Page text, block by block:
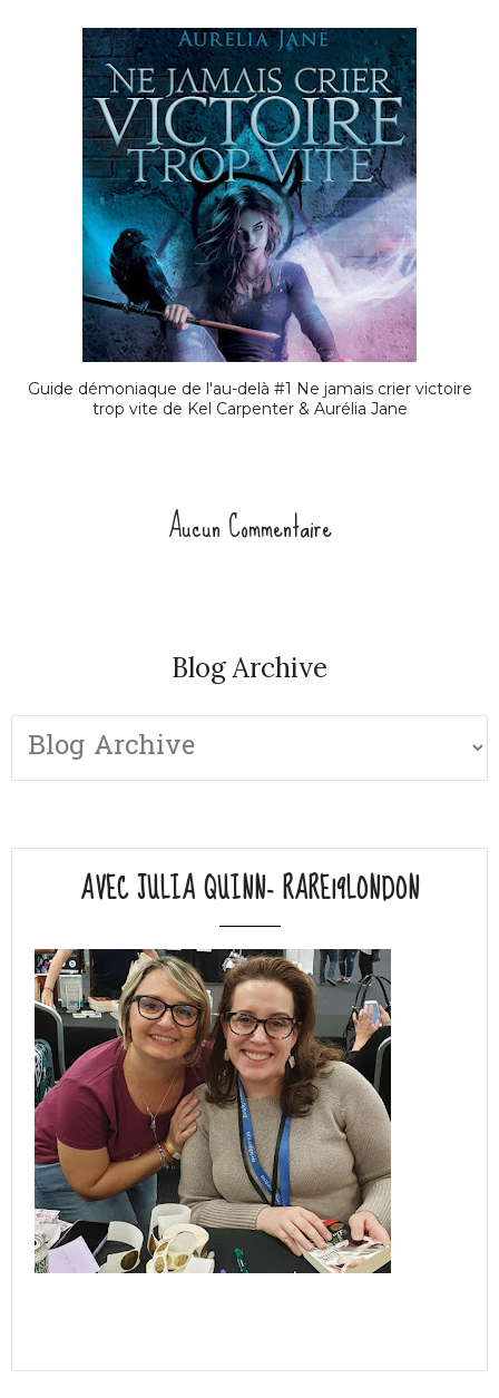
Guide démoniaque de l'au-delà #1 Ne jamais crier victoire
trop vite de Kel Carpenter & Aurélia Jane
Aucun Commentaire
Blog Archive
AVEC JULIA QUINN- RARE19LONDON